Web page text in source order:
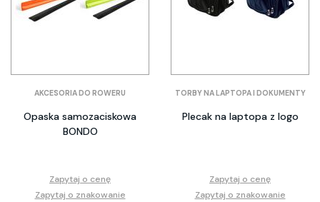
AKCESORIA DO ROWERU
Opaska samozaciskowa
BONDO
Zapytaj o cenę
Zapytaj o znakowanie
TORBY NA LAPTOPA I DOKUMENTY
Plecak na laptopa z logo
Zapytaj o cenę
Zapytaj o znakowanie